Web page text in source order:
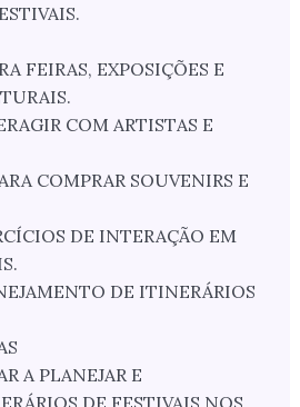
FEIRAS, EXPOSIÇÕES E
COM ARTISTAS E
COMPRAR SOUVENIRS E
DE INTERAÇÃO EM
DE ITINERÁRIOS
A PLANEJAR E